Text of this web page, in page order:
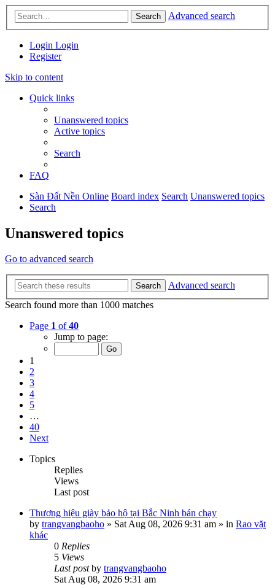
Search Advanced search
Login Login
Register
Skip to content
Quick links
Unanswered topics
Active topics
Search
FAQ
Sàn Đất Nền Online Board index Search Unanswered topics
Search
Unanswered topics
Go to advanced search
Search
Advanced search
Search found more than 1000 matches
Page 1 of40
Jump to page:
1
2
3
4
5
…
40
Next
Topics
Replies
Views
Last post
Thương hiệu giày bảo hộ tại Bắc Ninh bán chạy
by trangvangbaoho » Sat Aug 08, 2026 9:31 am » in Rao vặt
khác
0 Replies
5 Views
Last postby trangvangbaoho
Sat Aug 08, 2026 9:31 am